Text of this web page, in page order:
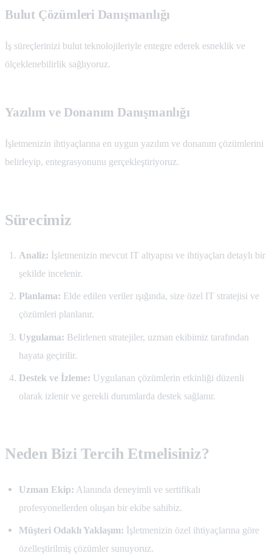
Bulut Çözümleri Danışmanlığı
İş süreçlerinizi bulut teknolojileriyle entegre ederek esneklik ve
ölçeklenebilirlik sağlıyoruz.
Yazılım ve Donanım Danışmanlığı
İşletmenizin ihtiyaçlarına en uygun yazılım ve donanım çözümlerini
belirleyip, entegrasyonunu gerçekleştiriyoruz.
Sürecimiz
Analiz: İşletmenizin mevcut IT altyapısı ve ihtiyaçları detaylı bir
şekilde incelenir.
Planlama: Elde edilen veriler ışığında, size özel IT stratejisi ve
çözümleri planlanır.
Uygulama: Belirlenen stratejiler, uzman ekibimiz tarafından
hayata geçirilir.
Destek ve İzleme: Uygulanan çözümlerin etkinliği düzenli
olarak izlenir ve gerekli durumlarda destek sağlanır.
Neden Bizi Tercih Etmelisiniz?
Uzman Ekip: Alanında deneyimli ve sertifikalı
profesyonellerden oluşan bir ekibe sahibiz.
Müşteri Odaklı Yaklaşım: İşletmenizin özel ihtiyaçlarına göre
özelleştirilmiş çözümler sunuyoruz.